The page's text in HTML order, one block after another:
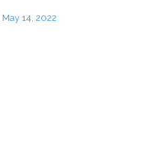
May 14, 2022